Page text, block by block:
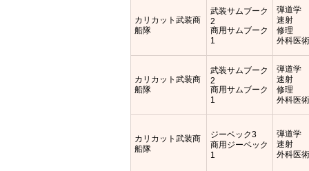
カリカット武装商
船隊
武装サムブーク
2
商用サムブーク
1
弾道学
速射
修理
外科医
カリカット武装商
船隊
武装サムブーク
2
商用サムブーク
1
弾道学
速射
修理
外科医
カリカット武装商
船隊
ジーベック3
商用ジーベック
1
弾道学
速射
外科医